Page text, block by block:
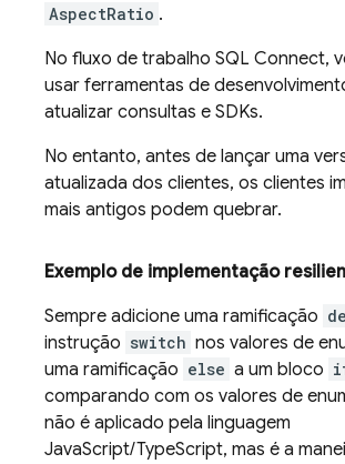
AspectRatio .
No fluxo de trabalho SQL Connect,
usar ferramentas de
atualizar consultas e SDKs.
No entanto, antes de lançar uma
atualizada dos clientes, os clientes
mais antigos podem quebrar.
Exemplo de implementação
Sempre adicione uma ramificação
instrução switch nos valores de
uma ramificação else a um bloco
comparando com os valores de
não é aplicado pela linguagem
JavaScript/TypeScript, mas é a